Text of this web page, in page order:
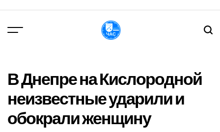
вмісту
В Днепре на Кислородной
неизвестные ударили и
обокрали женщину